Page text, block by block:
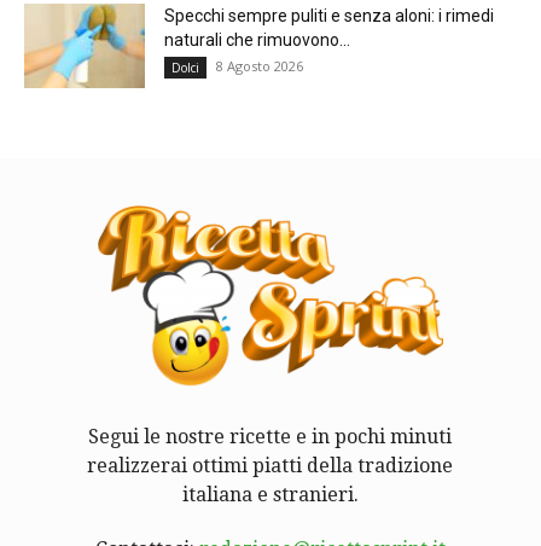
Specchi sempre puliti e senza aloni: i rimedi
naturali che rimuovono...
Dolci 8 Agosto 2026
Segui le nostre ricette e in pochi minuti
realizzerai ottimi piatti della tradizione
italiana e stranieri.